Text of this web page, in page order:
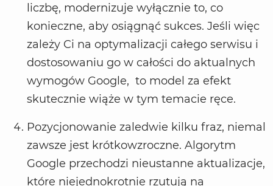
liczbę, modernizuje wyłącznie to, co
konieczne, aby osiągnąć sukces. Jeśli więc
zależy Ci na optymalizacji całego serwisu i
dostosowaniu go w całości do aktualnych
wymogów Google, to model za efekt
skutecznie wiąże w tym temacie ręce.
Pozycjonowanie zaledwie kilku fraz, niemal
zawsze jest krótkowzroczne. Algorytm
Google przechodzi nieustanne aktualizacje,
które niejednokrotnie rzutują na